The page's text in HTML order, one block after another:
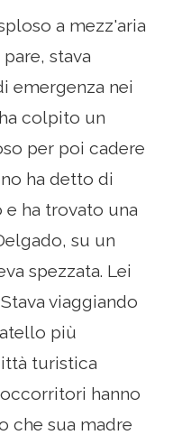
a mezz'aria
stava
emergenza nei
colpito un
per poi cadere
ha detto di
ha trovato una
su un
spezzata. Lei
viaggiando
più
turistica
hanno
che sua madre